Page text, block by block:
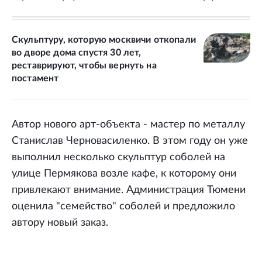
Скульптуру, которую москвичи откопали
во дворе дома спустя 30 лет,
реставрируют, чтобы вернуть на
постамент
Автор нового арт-объекта - мастер по металлу
Станислав Черновасиленко. В этом году он уже
выполнил несколько скульптур соболей на
улице Пермякова возле кафе, к которому они
привлекают внимание. Администрация Тюмени
оценила "семейство" соболей и предложило
автору новый заказ.